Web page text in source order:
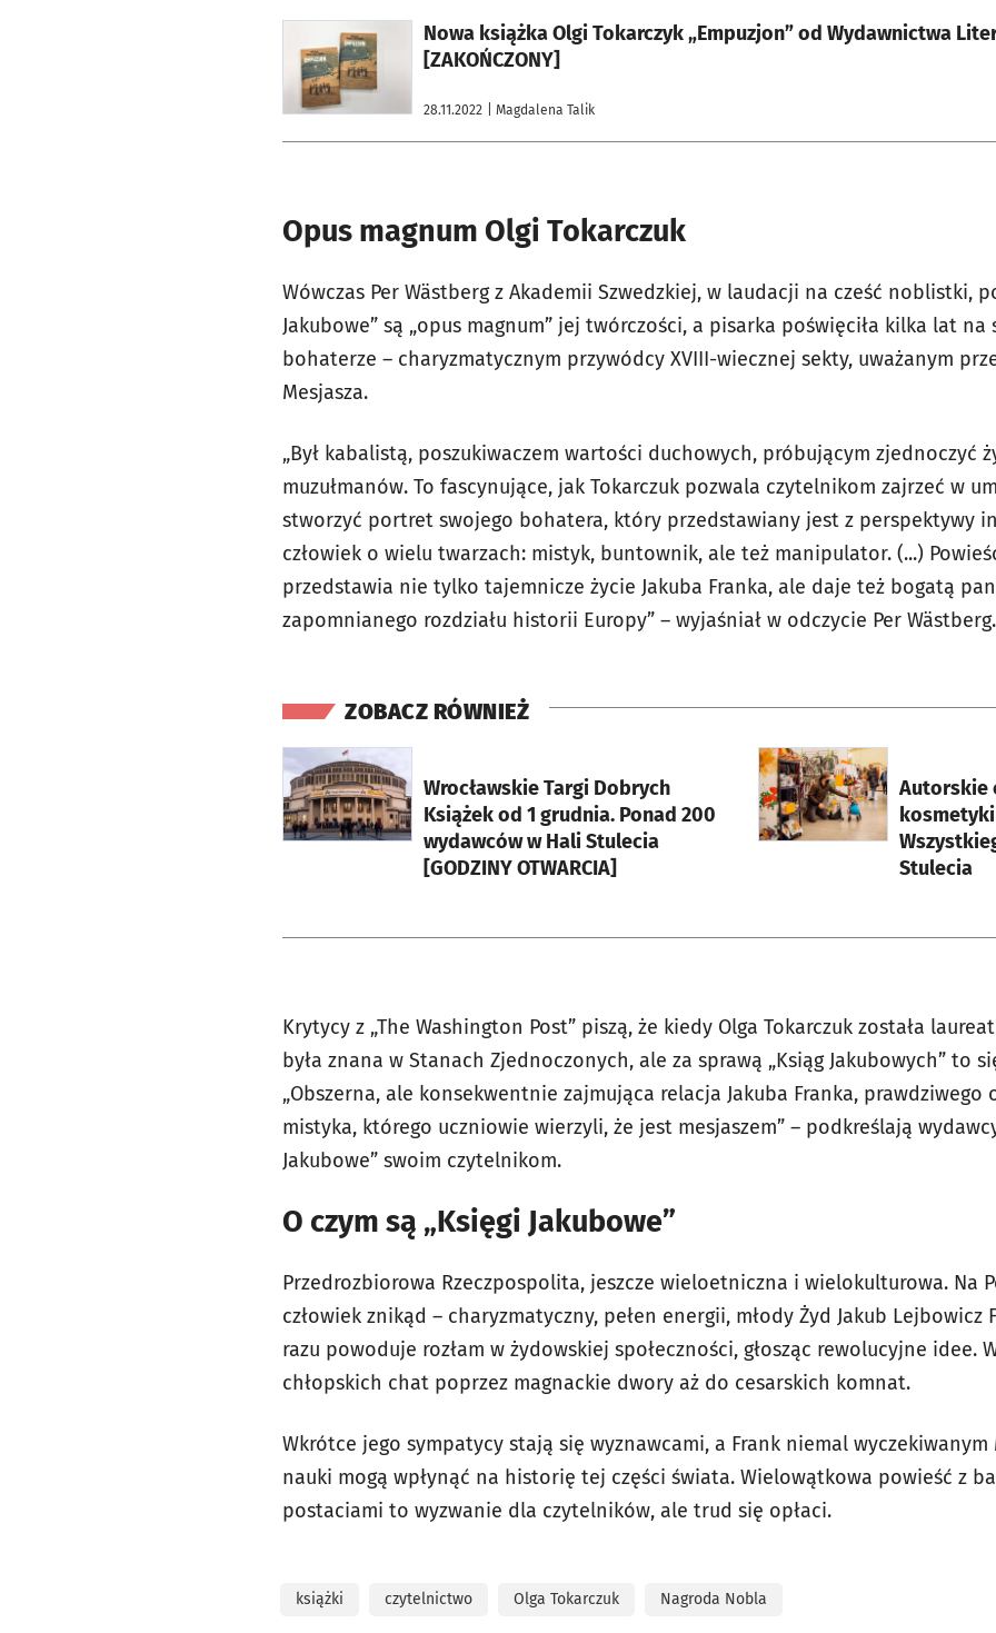
Nowa książka Olgi Tokarczyk „Empuzjon” od Wydawnictwa
[ZAKOŃCZONY]
28.11.2022 | Magdalena Talik
otworzy się w nowej karcie
Opus magnum Olgi Tokarczuk
Wówczas Per Wästberg z Akademii Szwedzkiej, w laudacji na cześć noblistki,
Jakubowe” są „opus magnum” jej twórczości, a pisarka poświęciła kilka lat
bohaterze – charyzmatycznym przywódcy XVIII-wiecznej sekty, uważanym
Mesjasza.
„Był kabalistą, poszukiwaczem wartości duchowych, próbującym zjednoczyć
muzułmanów. To fascynujące, jak Tokarczuk pozwala czytelnikom zajrzeć w
stworzyć portret swojego bohatera, który przedstawiany jest z perspektywy
człowiek o wielu twarzach: mistyk, buntownik, ale też manipulator. (...)
przedstawia nie tylko tajemnicze życie Jakuba Franka, ale daje też bogatą
zapomnianego rozdziału historii Europy” – wyjaśniał w odczycie Per Wästberg.
ZOBACZ RÓWNIEŻ
Wrocławskie Targi Dobrych
Książek od 1 grudnia. Ponad 200
wydawców w Hali Stulecia
[GODZINY OTWARCIA]
otworzy się w nowej karcie
Autorskie
Stulecia
otworzy się w nowej karcie
Krytycy z „The Washington Post” piszą, że kiedy Olga Tokarczuk została
była znana w Stanach Zjednoczonych, ale za sprawą „Ksiąg Jakubowych” to
„Obszerna, ale konsekwentnie zajmująca relacja Jakuba Franka, prawdziwego
mistyka, którego uczniowie wierzyli, że jest mesjaszem” – podkreślają
Jakubowe” swoim czytelnikom.
O czym są „Księgi Jakubowe”
Przedrozbiorowa Rzeczpospolita, jeszcze wieloetniczna i wielokulturowa. Na
człowiek znikąd – charyzmatyczny, pełen energii, młody Żyd Jakub Lejbowicz
razu powoduje rozłam w żydowskiej społeczności, głosząc rewolucyjne idee.
chłopskich chat poprzez magnackie dwory aż do cesarskich komnat.
Wkrótce jego sympatycy stają się wyznawcami, a Frank niemal wyczekiwanym
nauki mogą wpłynąć na historię tej części świata. Wielowątkowa powieść z
postaciami to wyzwanie dla czytelników, ale trud się opłaci.
książki czytelnictwo Olga Tokarczuk Nagroda Nobla